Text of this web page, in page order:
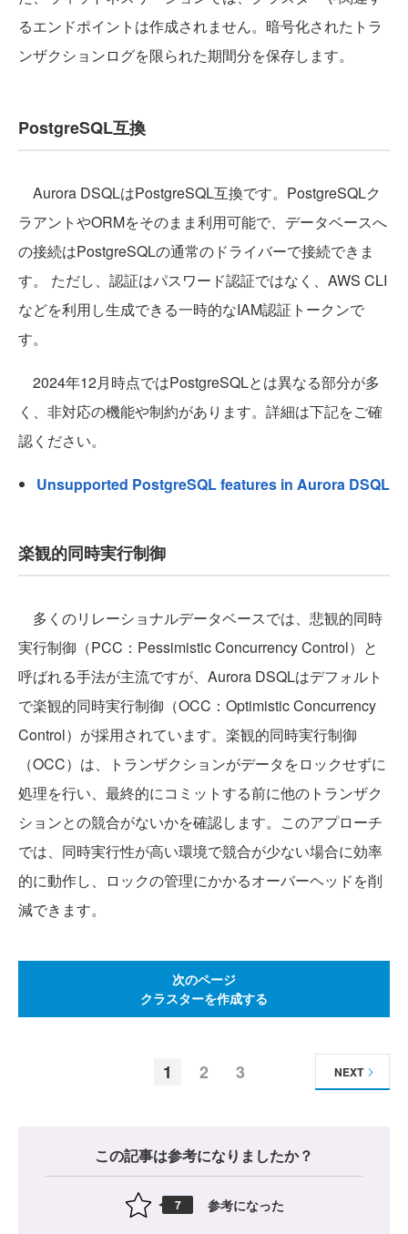
るエンドポイントは作成されません。暗号化されたトラ
ンザクションログを限られた期間分を保存します。
PostgreSQL互換
Aurora DSQLはPostgreSQL互換です。PostgreSQLク
ラアントやORMをそのまま利用可能で、データベースへ
の接続はPostgreSQLの通常のドライバーで接続できま
す。 ただし、認証はパスワード認証ではなく、AWS CLI
などを利用し生成できる一時的なIAM認証トークンで
す。
2024年12月時点ではPostgreSQLとは異なる部分が多
く、非対応の機能や制約があります。詳細は下記をご確
認ください。
Unsupported PostgreSQL features in Aurora DSQL
楽観的同時実行制御
多くのリレーショナルデータベースでは、悲観的同時
実行制御（PCC：Pessimistic Concurrency Control）と
呼ばれる手法が主流ですが、Aurora DSQLはデフォルト
で楽観的同時実行制御（OCC：Optimistic Concurrency
Control）が採用されています。楽観的同時実行制御
（OCC）は、トランザクションがデータをロックせずに
処理を行い、最終的にコミットする前に他のトランザク
ションとの競合がないかを確認します。このアプローチ
では、同時実行性が高い環境で競合が少ない場合に効率
的に動作し、ロックの管理にかかるオーバーヘッドを削
減できます。
次のページ
クラスターを作成する
1 2 3 NEXT
この記事は参考になりましたか？
7 参考になった